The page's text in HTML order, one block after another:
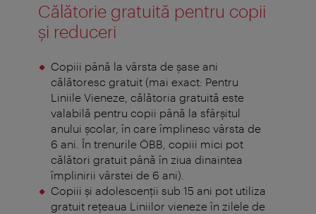
Călătorie gratuită pentru copii
și reduceri
Copiii până la vârsta de șase ani
călătoresc gratuit (mai exact: Pentru
Liniile Vieneze, călătoria gratuită este
valabilă pentru copii până la sfârșitul
anului școlar, în care împlinesc vârsta de
6 ani. În trenurile ÖBB, copiii mici pot
călători gratuit până în ziua dinaintea
împlinirii vârstei de 6 ani).
Copiii și adolescenții sub 15 ani pot utiliza
gratuit rețeaua Liniilor vieneze în zilele de